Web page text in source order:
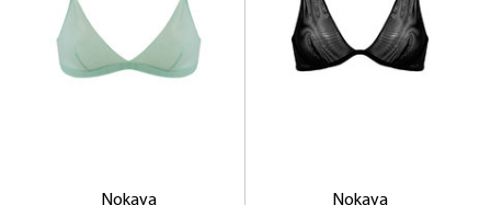
Nokaya
Nokaya